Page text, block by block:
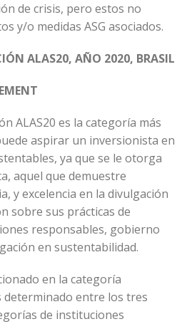
de crisis, pero estos no
y/o medidas ASG asociados.
ALAS20, AÑO 2020, BRASIL
ALAS20 es la categoría más
aspirar un inversionista en
ya que se le otorga
aquel que demuestre
y excelencia en la divulgación
sobre sus prácticas de
responsables, gobierno
en sustentabilidad.
en la categoría
determinado entre los tres
de instituciones